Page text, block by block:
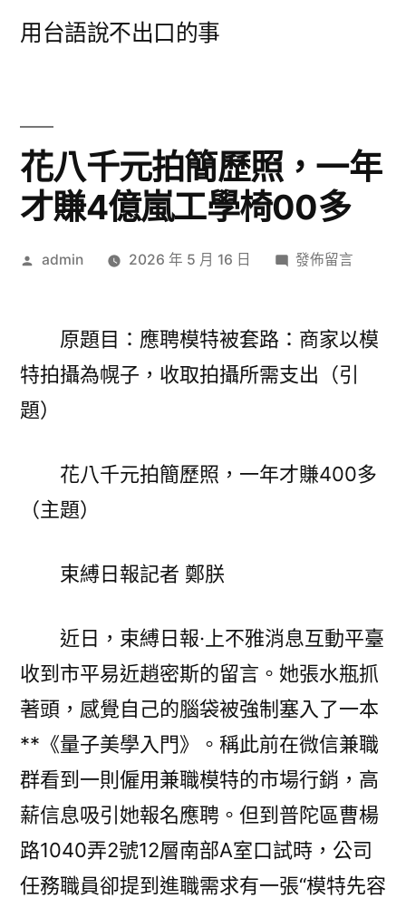
用台語說不出口的事
花八千元拍簡歷照，一年
才賺4億嵐工學椅00多
作
admin 2026 年 5 月 16 日
在
千
元
拍
照，
一
嵐
工
椅
00
多〉
發佈留言
原題目：應聘模特被套路：商家以模
特拍攝為幌子，收取拍攝所需支出（引
題）
花八千元拍簡歷照，一年才賺400多
（主題）
束縛日報記者 鄭朕
近日，束縛日報·上不雅消息互動平臺
收到市平易近趙密斯的留言。她張水瓶抓
著頭，感覺自己的腦袋被強制塞入了一本
**《量子美學入門》。稱此前在微信兼職
群看到一則僱用兼職模特的市場行銷，高
薪信息吸引她報名應聘。但到普陀區曹楊
路1040弄2號12層南部A室口試時，公司
任務職員卻提到進職需求有一張“模特先容